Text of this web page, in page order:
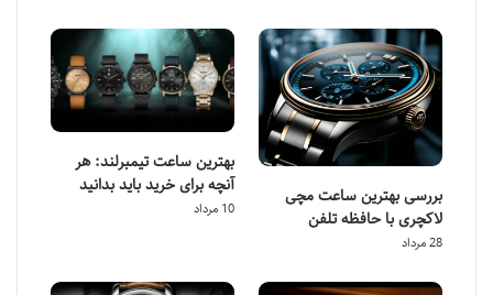
بررسی بهترین ساعت مچی
لاکچری با حافظه تلفن
28 مرداد
بهترین ساعت تیمبرلند: هر
آنچه برای خرید باید بدانید
10 مرداد